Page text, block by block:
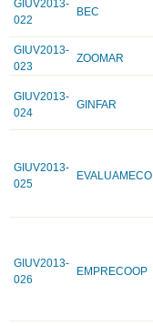
GIUV2013-
022
BEC
GIUV2013-
023
ZOOMAR
GIUV2013-
024
GINFAR
GIUV2013-
025
EVALUAMECO
GIUV2013-
026
EMPRECOOP